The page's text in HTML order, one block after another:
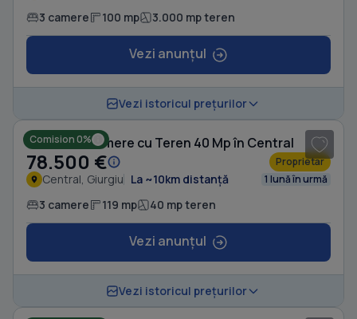
3 camere 100 mp 3.000 mp teren
Vezi anunțul
Vezi istoricul prețurilor
Comision 0%
Casă cu 3 camere cu Teren 40 Mp în Central
78.500 € Proprietar
Central, Giurgiu La ~10km distanță 1 lună în urmă
3 camere 119 mp 40 mp teren
Vezi anunțul
Vezi istoricul prețurilor